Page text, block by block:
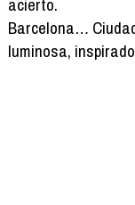
Barcelona…
luminosa,